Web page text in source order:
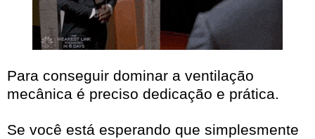
Para conseguir dominar a ventilação
mecânica é preciso dedicação e prática.
Se você está esperando que simplesmente